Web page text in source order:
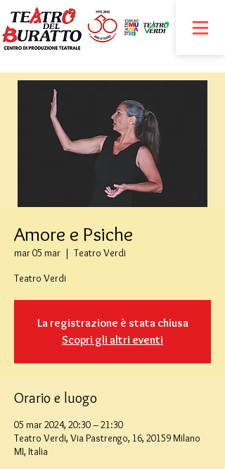
Amore e Psiche
mar 05 mar
  |
Teatro Verdi
Teatro Verdi
La registrazione è stata chiusa
Scopri gli altri eventi
Orario e luogo
05 mar 2024, 20:30 – 21:30
Teatro Verdi, Via Pastrengo, 16, 20159 Milano
MI, Italia